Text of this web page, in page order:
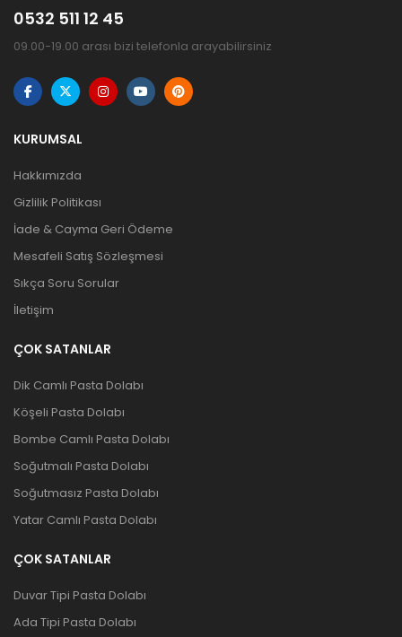
0532 511 12 45
09.00-19.00 arası bizi telefonla arayabilirsiniz
KURUMSAL
Hakkımızda
Gizlilik Politikası
İade & Cayma Geri Ödeme
Mesafeli Satış Sözleşmesi
Sıkça Soru Sorular
İletişim
ÇOK SATANLAR
Dik Camlı Pasta Dolabı
Köşeli Pasta Dolabı
Bombe Camlı Pasta Dolabı
Soğutmalı Pasta Dolabı
Soğutmasız Pasta Dolabı
Yatar Camlı Pasta Dolabı
ÇOK SATANLAR
Duvar Tipi Pasta Dolabı
Ada Tipi Pasta Dolabı